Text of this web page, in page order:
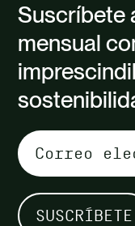
Suscríbete
mensual